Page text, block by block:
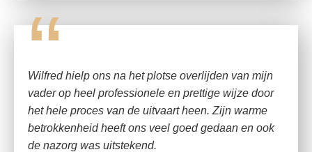
“
Wilfred hielp ons na het plotse overlijden van mijn
vader op heel professionele en prettige wijze door
het hele proces van de uitvaart heen. Zijn warme
betrokkenheid heeft ons veel goed gedaan en ook
de nazorg was uitstekend.